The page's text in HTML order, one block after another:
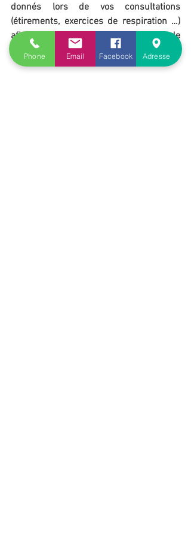
donnés lors de vos consultations
(étirements, exercices de respiration …)
afin d’éviter le maintien ou l’apparition de
douleurs.
Phone Email Facebook Adresse